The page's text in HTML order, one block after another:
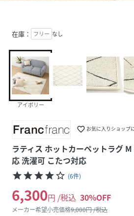
在庫： フリー なし
アイボリー
favorite_border お気に入りショップ
ラティス ホットカーペットラグ
応 洗濯可 こたつ対応
starstarstarstarstar_border (6件)
6,300円 /税込 30%OFF
メーカー希望小売価格9,000円 /税込